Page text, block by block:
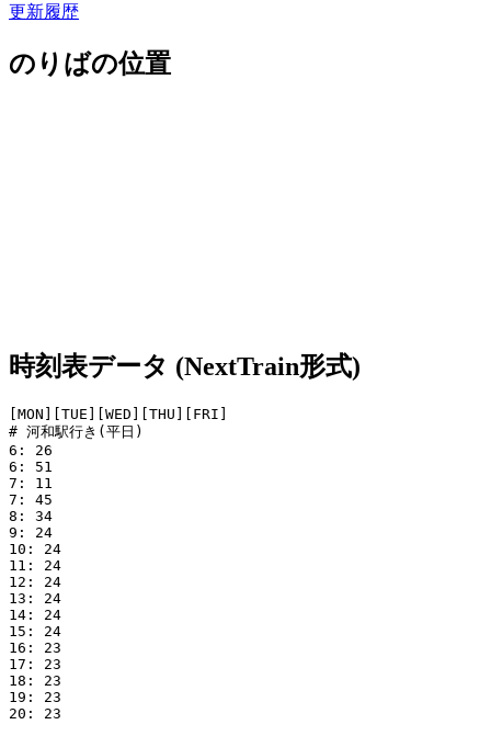
更新履歴
のりばの位置
時刻表データ (NextTrain形式)
[MON][TUE][WED][THU][FRI]
# 河和駅行き(平日)
6: 26
6: 51
7: 11
7: 45
8: 34
9: 24
10: 24
11: 24
12: 24
13: 24
14: 24
15: 24
16: 23
17: 23
18: 23
19: 23
20: 23